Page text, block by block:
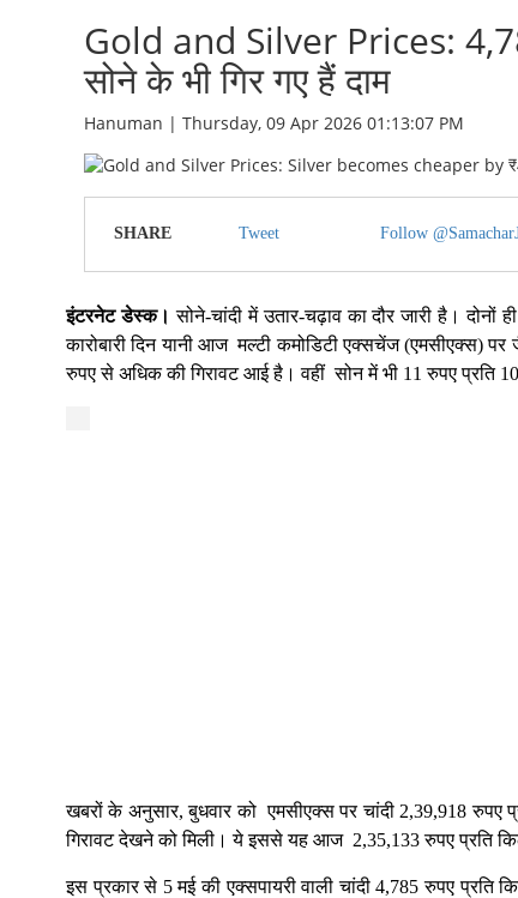
Gold and Silver Prices:
सोने के भी गिर गए हैं दाम
Hanuman | Thursday, 09 Apr 2026 01:13:07 PM
SHARE Tweet Follow
इंटरनेट डेस्क। सोने-चांदी में उतार-चढ़ाव का दौर जारी है।
कारोबारी दिन यानी आज मल्टी कमोडिटी एक्सचेंज (एमसीएक्स)
रुपए से अधिक की गिरावट आई है। वहीं सोन में भी 11 रुपए प्रति 10
खबरों के अनुसार, बुधवार को एमसीएक्स पर चांदी 2,39,918
गिरावट देखने को मिली। ये इससे यह आज 2,35,133 रुपए प्रति
इस प्रकार से 5 मई की एक्सपायरी वाली चांदी 4,785 रुपए प्रति